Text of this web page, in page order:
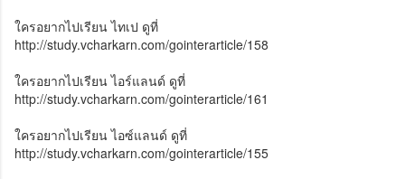
ใครอยากไปเรียน ไทเป ดูที่
http://study.vcharkarn.com/gointerarticle/158
ใครอยากไปเรียน ไอร์แลนด์ ดูที่
http://study.vcharkarn.com/gointerarticle/161
ใครอยากไปเรียน ไอซ์แลนด์ ดูที่
http://study.vcharkarn.com/gointerarticle/155